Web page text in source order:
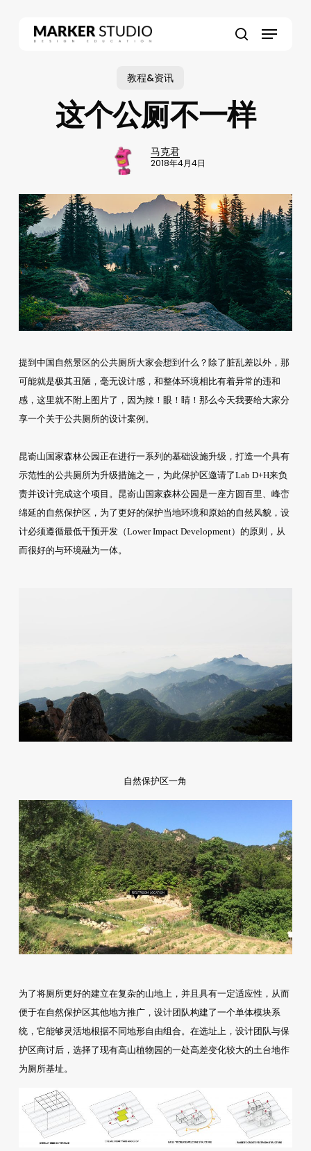
Menu
教程&资讯
这个公厕不一样
马克君
2018年4月4日
提到中国自然景区的公共厕所大家会想到什么？除了脏乱差以外，那
可能就是极其丑陋，毫无设计感，和整体环境相比有着异常的违和
感，这里就不附上图片了，因为辣！眼！睛！那么今天我要给大家分
享一个关于公共厕所的设计案例。
昆嵛山国家森林公园正在进行一系列的基础设施升级，打造一个具有
示范性的公共厕所为升级措施之一，为此保护区邀请了Lab D+H来负
责并设计完成这个项目。昆嵛山国家森林公园是一座方圆百里、峰峦
绵延的自然保护区，为了更好的保护当地环境和原始的自然风貌，设
计必须遵循最低干预开发（Lower Impact Development）的原则，从
而很好的与环境融为一体。
自然保护区一角
为了将厕所更好的建立在复杂的山地上，并且具有一定适应性，从而
便于在自然保护区其他地方推广，设计团队构建了一个单体模块系
统，它能够灵活地根据不同地形自由组合。在选址上，设计团队与保
护区商讨后，选择了现有高山植物园的一处高差变化较大的土台地作
为厕所基址。